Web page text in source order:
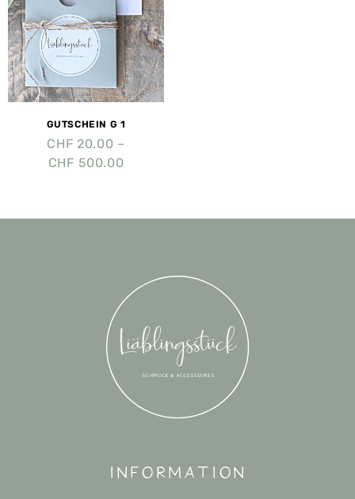
GUTSCHEIN G 1
CHF 20.00 –
CHF 500.00
Information